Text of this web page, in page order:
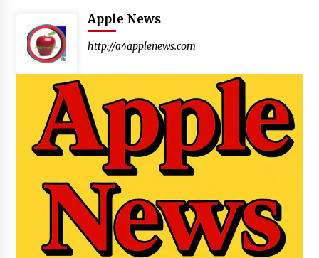
Apple News
http://a4applenews.com